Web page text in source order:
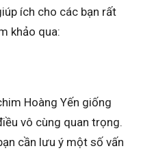
ích cho các bạn rất
khảo qua:
Hoàng Yến giống
vô cùng quan trọng.
cần lưu ý một số vấn